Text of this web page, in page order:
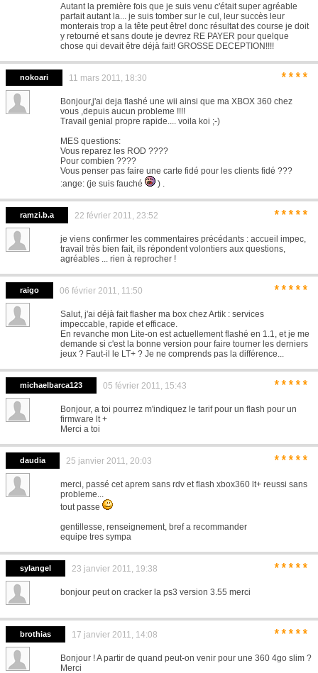
Autant la première fois que je suis venu c'était super agréable
parfait autant la... je suis tomber sur le cul, leur succès leur
monterais trop a la tête peut être! donc résultat des course je doit
y retourné et sans doute je devrez RE PAYER pour quelque
chose qui devait être déjà fait! GROSSE DECEPTION!!!!
nokoari 11 mars 2011, 18:30 ****
Bonjour,j'ai deja flashé une wii ainsi que ma XBOX 360 chez
vous ,depuis aucun probleme !!!!
Travail genial propre rapide.... voila koi ;-)
MES questions:
Vous reparez les ROD ????
Pour combien ????
Vous penser pas faire une carte fidé pour les clients fidé ???
:ange: (je suis fauché
) .
ramzi.b.a 22 février 2011, 23:52 *****
je viens confirmer les commentaires précédants : accueil impec,
travail très bien fait, ils répondent volontiers aux questions,
agréables ... rien à reprocher !
raigo 06 février 2011, 11:50 *****
Salut, j'ai déjà fait flasher ma box chez Artik : services
impeccable, rapide et efficace.
En revanche mon Lite-on est actuellement flashé en 1.1, et je me
demande si c'est la bonne version pour faire tourner les derniers
jeux ? Faut-il le LT+ ? Je ne comprends pas la différence...
michaelbarca123 05 février 2011, 15:43 *****
Bonjour, a toi pourrez m'indiquez le tarif pour un flash pour un
firmware lt +
Merci a toi
daudia 25 janvier 2011, 20:03 *****
merci, passé cet aprem sans rdv et flash xbox360 lt+ reussi sans
probleme...
tout passe
gentillesse, renseignement, bref a recommander
equipe tres sympa
sylangel 23 janvier 2011, 19:38 *****
bonjour peut on cracker la ps3 version 3.55 merci
brothias 17 janvier 2011, 14:08 *****
Bonjour ! A partir de quand peut-on venir pour une 360 4go slim ?
Merci